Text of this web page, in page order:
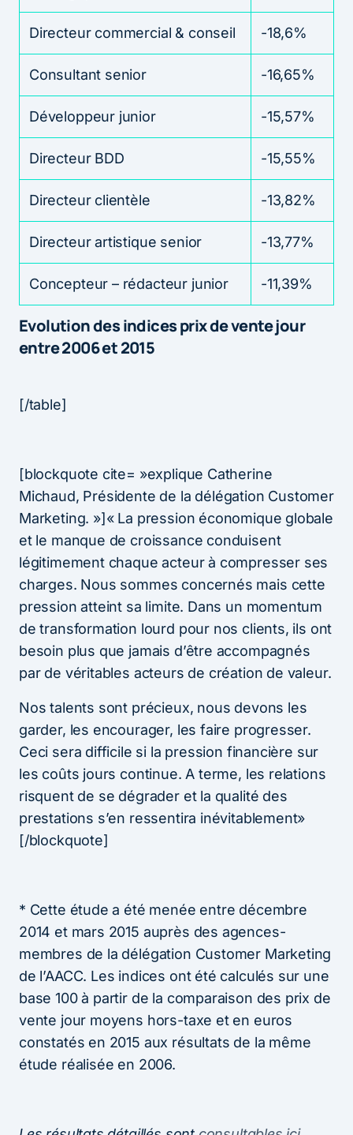
Evolution des indices prix de vente jour
entre 2006 et 2015
Directeur commercial & conseil -18,6%
Consultant senior -16,65%
Développeur junior -15,57%
Directeur BDD -15,55%
Directeur clientèle -13,82%
Directeur artistique senior -13,77%
Concepteur – rédacteur junior -11,39%
[/table]
[blockquote cite= »explique Catherine
Michaud, Présidente de la délégation Customer
Marketing. »]« La pression économique globale
et le manque de croissance conduisent
légitimement chaque acteur à compresser ses
charges. Nous sommes concernés mais cette
pression atteint sa limite. Dans un momentum
de transformation lourd pour nos clients, ils ont
besoin plus que jamais d’être accompagnés
par de véritables acteurs de création de valeur.
Nos talents sont précieux, nous devons les
garder, les encourager, les faire progresser.
Ceci sera difficile si la pression financière sur
les coûts jours continue. A terme, les relations
risquent de se dégrader et la qualité des
prestations s’en ressentira inévitablement»
[/blockquote]
* Cette étude a été menée entre décembre
2014 et mars 2015 auprès des agences-
membres de la délégation Customer Marketing
de l’AACC. Les indices ont été calculés sur une
base 100 à partir de la comparaison des prix de
vente jour moyens hors-taxe et en euros
constatés en 2015 aux résultats de la même
étude réalisée en 2006.